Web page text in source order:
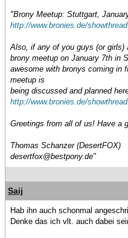
"Brony Meetup: Stuttgart,
http://www.bronies.de/
Also, if any of you guys (or girls)
brony meetup on January 7th in
awesome with bronys coming in
meetup is
being discussed and planned
http://www.bronies.de/
Greetings from all of us! Have a
Thomas Schanzer (DesertFOX)
desertfox@bestpony.de"
Saij
Hab ihn auch schonmal
Denke das ich vlt. auch dabei